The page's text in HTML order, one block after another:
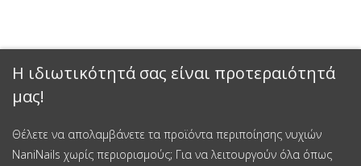
Η ιδιωτικότητά σας είναι προτεραιότητά
μας!
Θέλετε να απολαμβάνετε τα προϊόντα περιποίησης νυχιών
NaniNails χωρίς περιορισμούς; Για να λειτουργούν όλα όπως